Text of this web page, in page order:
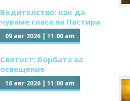
Водителство: как да
чуваме гласа на Пастира
09 авг 2026 | 11:00 am
Святост: борбата за
освещение
16 авг 2026 | 11:00 am